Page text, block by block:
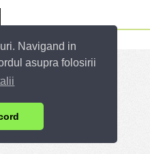
Navigand in
asupra folosirii